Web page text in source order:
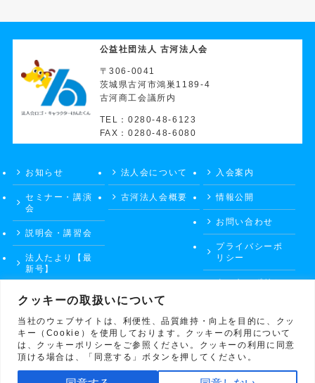
クッキーの取扱いについて
当社のウェブサイトは、利便性、品質維持・向上を目的に、クッ
キー（Cookie）を使用しております。クッキーの利用について
は、クッキーポリシーをご参照ください。クッキーの利用に同意
頂ける場合は、「同意する」ボタンを押してください。
公益社団法人 古河法人会
〒306-0041
茨城県古河市鴻巣1189-4
古河商工会議所内
TEL：0280-48-6123
FAX：0280-48-6080
お知らせ
セミナー・講演
会
説明会・講習会
法人たより【最
新号】
法人会について
古河法人会概要
入会案内
情報公開
お問い合わせ
プライバシーポ
リシー
クッキーポリシ
©公益社団法人会 古河法人会